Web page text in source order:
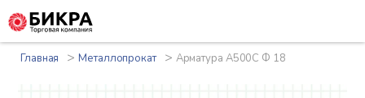
Главная >Металлопрокат > Арматура А500С Ф 18